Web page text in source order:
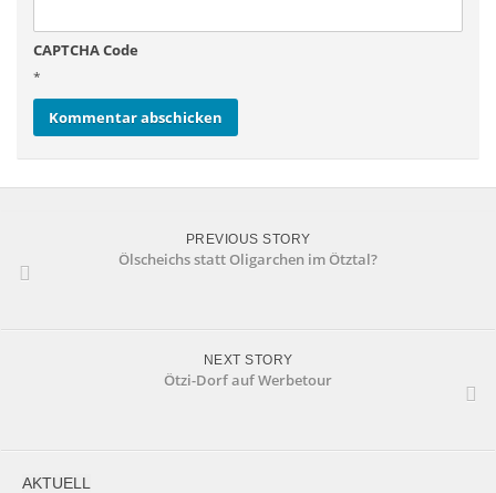
CAPTCHA Code
*
PREVIOUS STORY
Ölscheichs statt Oligarchen im Ötztal?
NEXT STORY
Ötzi-Dorf auf Werbetour
AKTUELL